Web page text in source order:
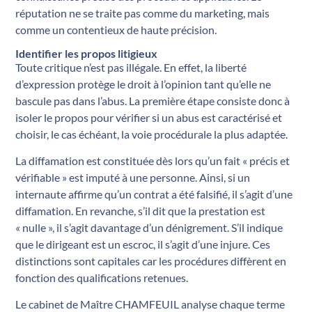
réputation ne se traite pas comme du marketing, mais
comme un contentieux de haute précision.
Identifier les propos litigieux
Toute critique n’est pas illégale. En effet, la liberté
d’expression protège le droit à l’opinion tant qu’elle ne
bascule pas dans l’abus. La première étape consiste donc à
isoler le propos pour vérifier si un abus est caractérisé et
choisir, le cas échéant, la voie procédurale la plus adaptée.
La diffamation est constituée dès lors qu’un fait « précis et
vérifiable » est imputé à une personne. Ainsi, si un
internaute affirme qu’un contrat a été falsifié, il s’agit d’une
diffamation. En revanche, s’il dit que la prestation est
« nulle », il s’agit davantage d’un dénigrement. S’il indique
que le dirigeant est un escroc, il s’agit d’une injure. Ces
distinctions sont capitales car les procédures diffèrent en
fonction des qualifications retenues.
Le cabinet de Maître CHAMFEUIL analyse chaque terme